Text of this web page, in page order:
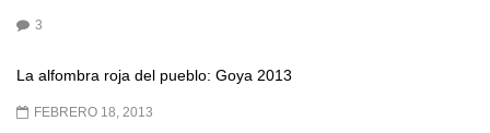
3
La alfombra roja del pueblo: Goya 2013
FEBRERO 18, 2013